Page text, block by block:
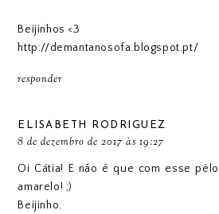
Beijinhos <3
http://demantanosofa.blogspot.pt/
responder
ELISABETH RODRIGUEZ
8 de dezembro de 2017 às 19:27
Oi Cátia! E não é que com esse
amarelo! ;)
Beijinho.